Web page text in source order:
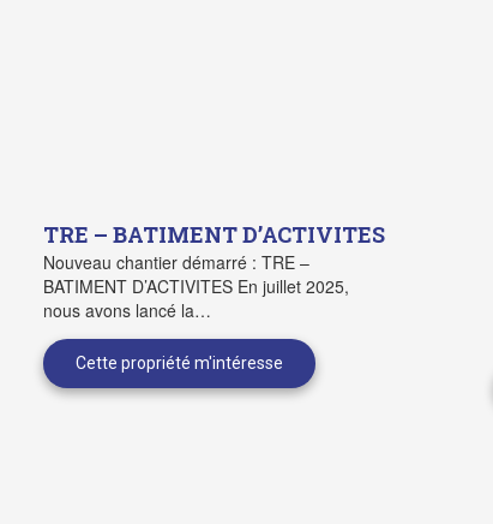
TRE – BATIMENT D’ACTIVITES
Nouveau chantier démarré : TRE –
BATIMENT D’ACTIVITES En juillet 2025,
nous avons lancé la…